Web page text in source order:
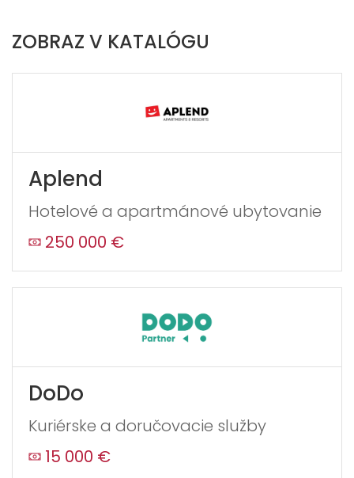
ZOBRAZ V KATALÓGU
Aplend
Hotelové a apartmánové ubytovanie
250 000 €
DoDo
Kuriérske a doručovacie služby
15 000 €